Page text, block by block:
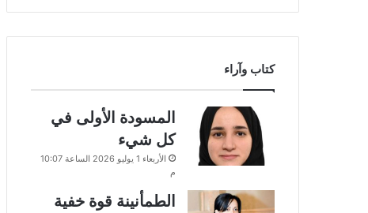
كتاب وآراء
المسودة الأولى في
كل شيء
الأربعاء 1 يوليو 2026 الساعة 10:07
م
الطمأنينة قوة خفية